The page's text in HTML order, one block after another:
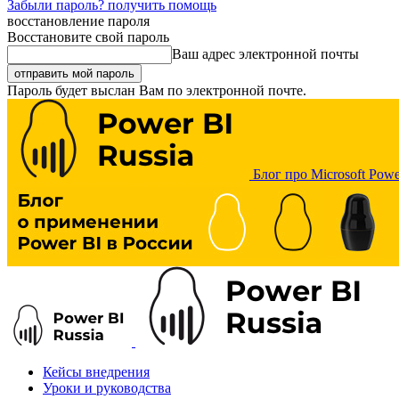
Забыли пароль? получить помощь
восстановление пароля
Восстановите свой пароль
Ваш адрес электронной почты
Пароль будет выслан Вам по электронной почте.
Блог про Microsoft
Кейсы внедрения
Уроки и руководства